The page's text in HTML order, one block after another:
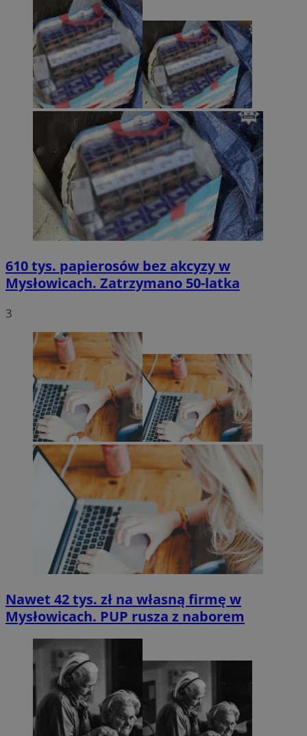
610 tys. papierosów bez akcyzy w
Mysłowicach. Zatrzymano 50-latka
3
Nawet 42 tys. zł na własną firmę w
Mysłowicach. PUP rusza z naborem